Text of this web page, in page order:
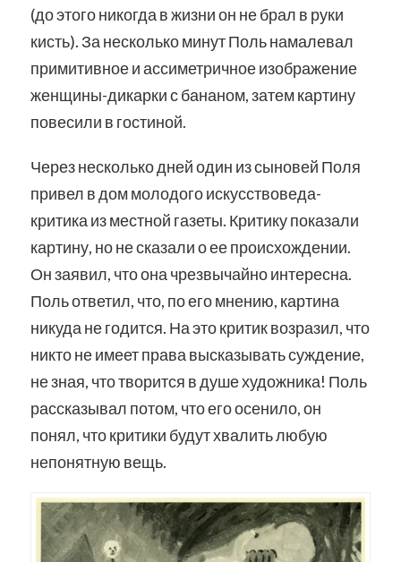
(до этого никогда в жизни он не брал в руки
кисть). За несколько минут Поль намалевал
примитивное и ассиметричное изображение
женщины-дикарки с бананом, затем картину
повесили в гостиной.
Через несколько дней один из сыновей Поля
привел в дом молодого искусствоведа-
критика из местной газеты. Критику показали
картину, но не сказали о ее происхождении.
Он заявил, что она чрезвычайно интересна.
Поль ответил, что, по его мнению, картина
никуда не годится. На это критик возразил, что
никто не имеет права высказывать суждение,
не зная, что творится в душе художника! Поль
рассказывал потом, что его осенило, он
понял, что критики будут хвалить любую
непонятную вещь.